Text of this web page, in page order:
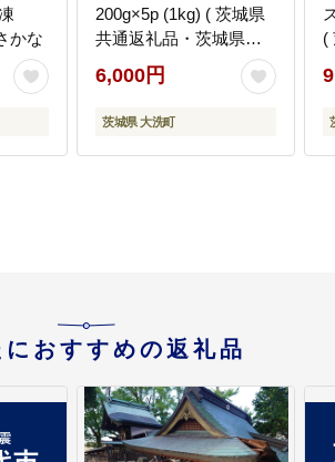
かな
200g×5p (1kg) ( 茨城県
共通返礼品・茨城県産 )
ブランド豚 ローズポー
ク 茨城 国産 豚 豚肉 豚
挽肉 豚挽き肉 挽肉 ひき
バーグ 冷凍 小分け 真空
6,000円
茨城県 大洗町
(
におすすめの返礼品